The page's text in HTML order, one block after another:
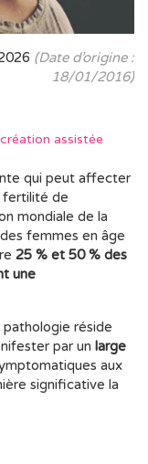
(Date d’origine :
18/01/2016)
assistée
qui peut affecter
fertilité de
mondiale de la
femmes en âge
25 % et 50 % des
une
réside
par un large
aux
significative la